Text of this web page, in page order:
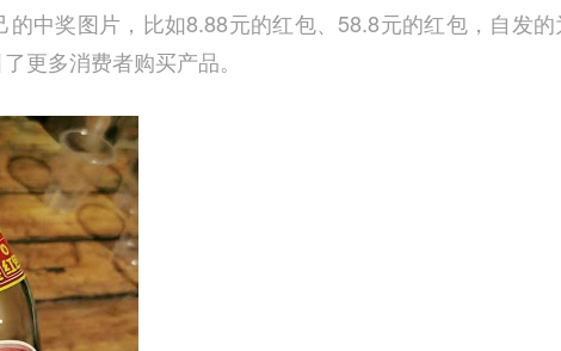
中奖图片，比如8.88元的红包、58.8元的红包，自发的
更多消费者购买产品。